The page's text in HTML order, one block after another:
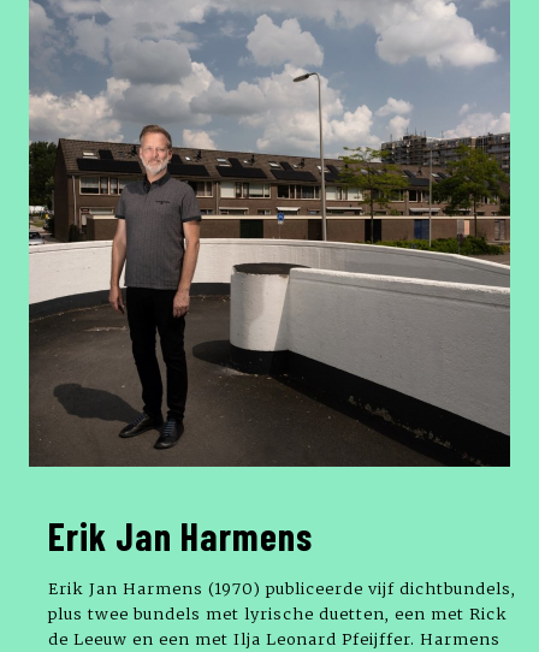
Erik Jan Harmens
Erik Jan Harmens (1970) publiceerde vijf dichtbundels,
plus twee bundels met lyrische duetten, een met Rick
de Leeuw en een met Ilja Leonard Pfeijffer. Harmens